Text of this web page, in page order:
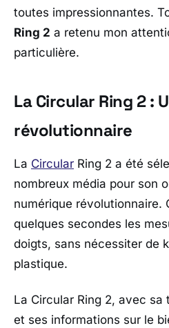
toutes impressionnantes.
Ring 2 a retenu mon
particulière.
La Circular Ring 2 :
révolutionnaire
La Circular Ring 2 a été
nombreux média pour son
numérique révolutionnaire.
quelques secondes les
doigts, sans nécessiter de
plastique.
La Circular Ring 2, avec sa
et ses informations sur le